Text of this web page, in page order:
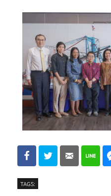
TAGS: